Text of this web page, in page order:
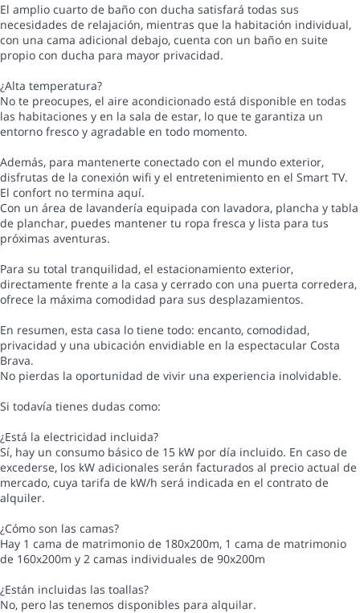
El amplio cuarto de baño con ducha satisfará todas sus
necesidades de relajación, mientras que la habitación individual,
con una cama adicional debajo, cuenta con un baño en suite
propio con ducha para mayor privacidad.
¿Alta temperatura?
No te preocupes, el aire acondicionado está disponible en todas
las habitaciones y en la sala de estar, lo que te garantiza un
entorno fresco y agradable en todo momento.
Además, para mantenerte conectado con el mundo exterior,
disfrutas de la conexión wifi y el entretenimiento en el Smart TV.
El confort no termina aquí.
Con un área de lavandería equipada con lavadora, plancha y tabla
de planchar, puedes mantener tu ropa fresca y lista para tus
próximas aventuras.
Para su total tranquilidad, el estacionamiento exterior,
directamente frente a la casa y cerrado con una puerta corredera,
ofrece la máxima comodidad para sus desplazamientos.
En resumen, esta casa lo tiene todo: encanto, comodidad,
privacidad y una ubicación envidiable en la espectacular Costa
Brava.
No pierdas la oportunidad de vivir una experiencia inolvidable.
Si todavía tienes dudas como:
¿Está la electricidad incluida?
Sí, hay un consumo básico de 15 kW por día incluido. En caso de
excederse, los kW adicionales serán facturados al precio actual de
mercado, cuya tarifa de kW/h será indicada en el contrato de
alquiler.
¿Cómo son las camas?
Hay 1 cama de matrimonio de 180x200m, 1 cama de matrimonio
de 160x200m y 2 camas individuales de 90x200m
¿Están incluidas las toallas?
No, pero las tenemos disponibles para alquilar.